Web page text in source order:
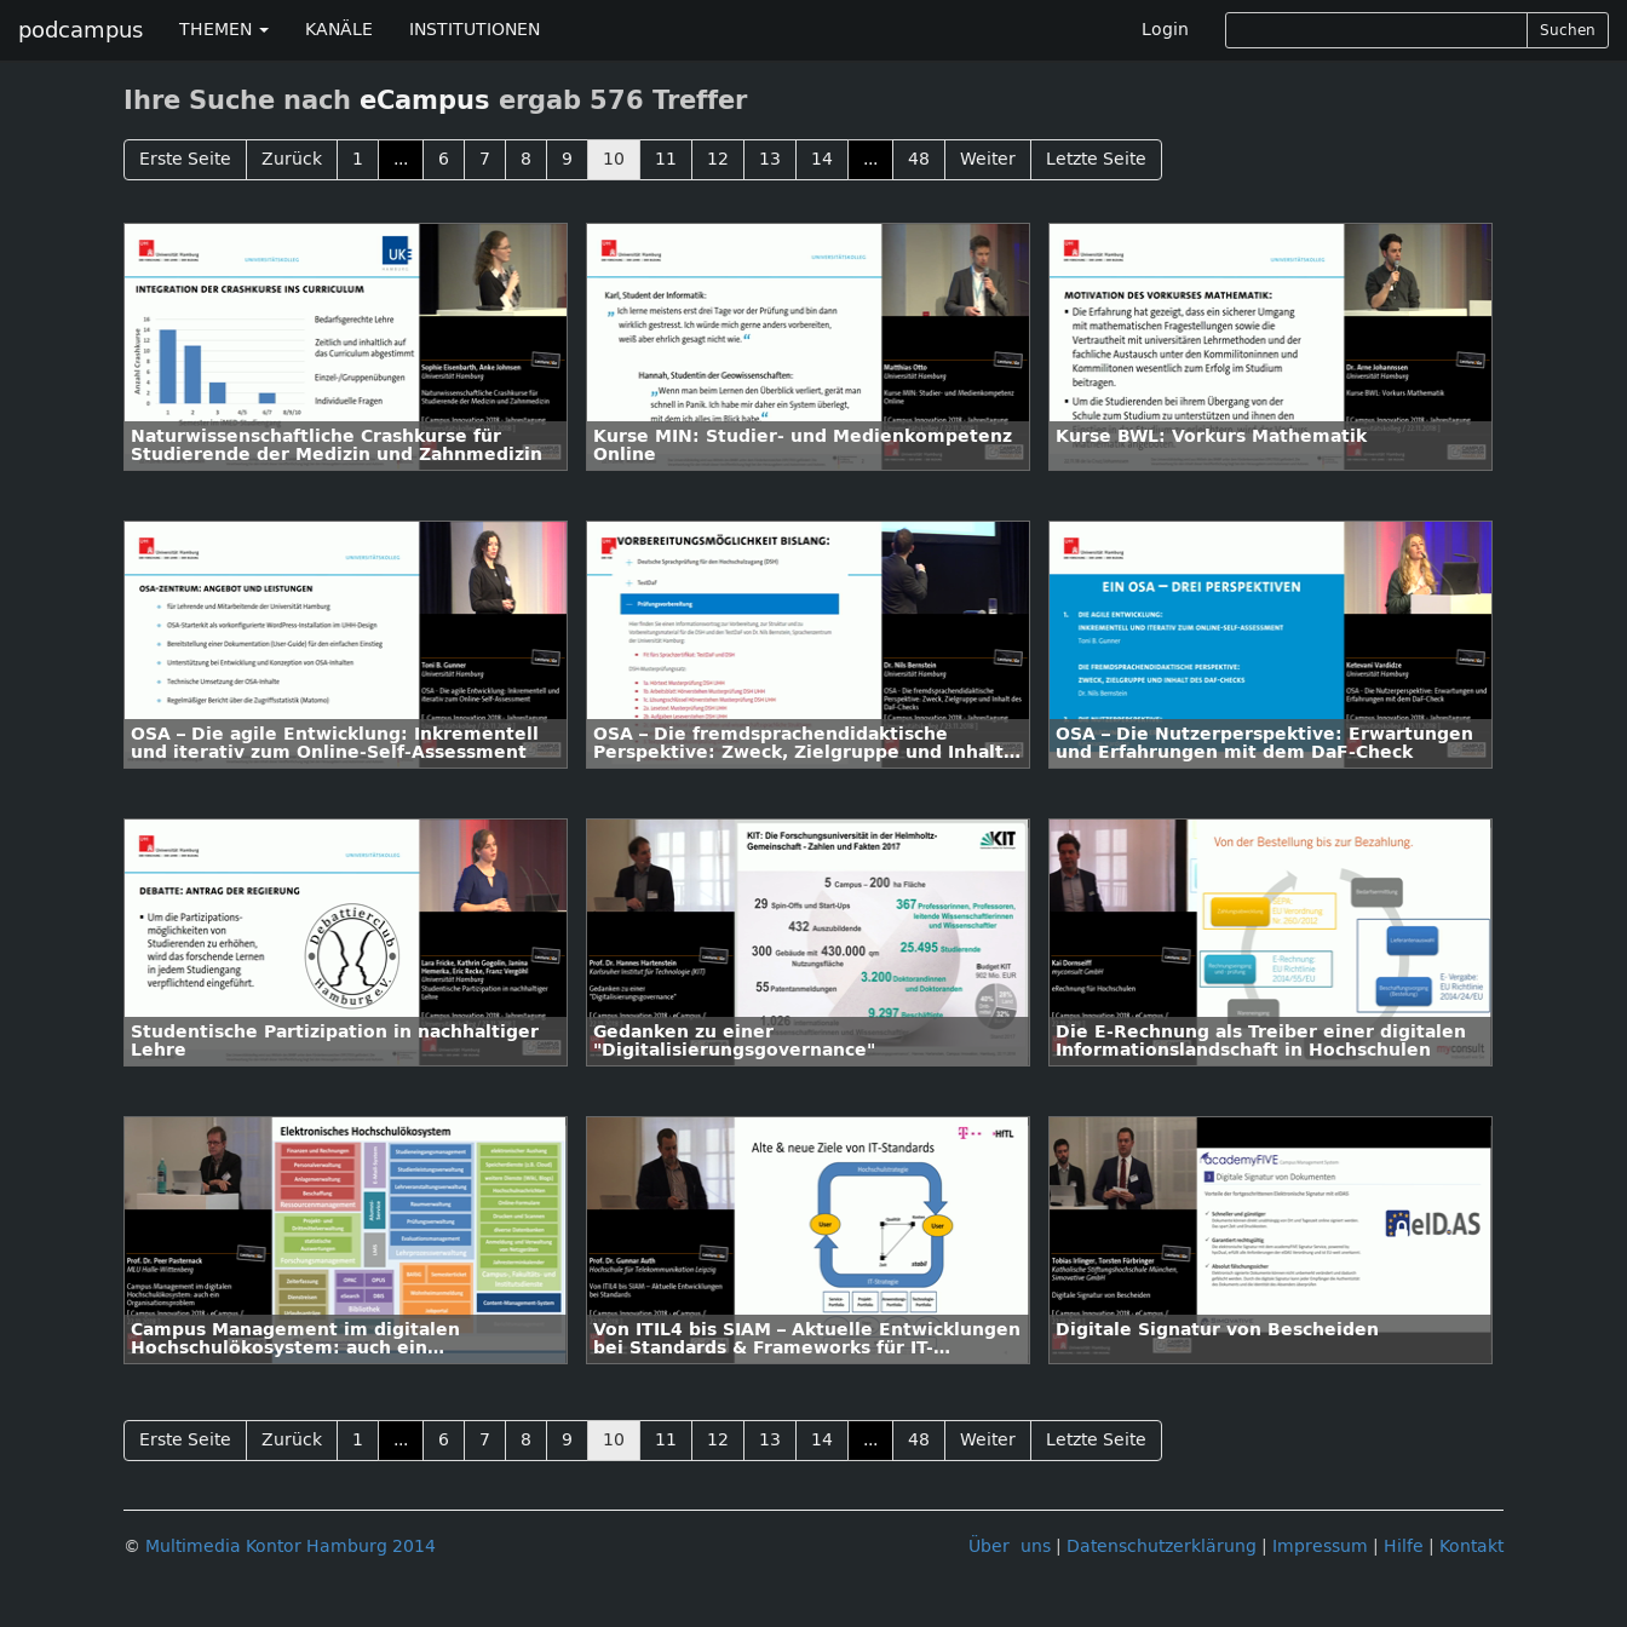
podcampus THEMEN KANÄLE INSTITUTIONEN Login Suchen
Ihre Suche nach eCampus ergab 576 Treffer
Erste Seite Zurück 1 ... 6 7 8 9 10 11 12 13 14 ... 48 Weiter Letzte Seite
Naturwissenschaftliche Crashkurse für
Studierende der Medizin und Zahnmedizin
Kurse MIN: Studier- und Medienkompetenz
Online
Kurse BWL: Vorkurs Mathematik
OSA – Die agile Entwicklung: Inkrementell
und iterativ zum Online-Self-Assessment
OSA – Die fremdsprachendidaktische
Perspektive: Zweck, Zielgruppe und Inhalt
des DaF-Checks
OSA – Die Nutzerperspektive: Erwartungen
und Erfahrungen mit dem DaF-Check
Studentische Partizipation in nachhaltiger
Lehre
Gedanken zu einer
"Digitalisierungsgovernance"
Die E-Rechnung als Treiber einer digitalen
Informationslandschaft in Hochschulen
Campus Management im digitalen
Hochschulökosystem: auch ein
Organisationsproblem
Von ITIL4 bis SIAM – Aktuelle Entwicklungen
bei Standards & Frameworks für IT-
Management
Digitale Signatur von Bescheiden
Erste Seite Zurück 1 ... 6 7 8 9 10 11 12 13 14 ... 48 Weiter Letzte Seite
Über uns Datenschutzerklärung Impressum Hilfe Kontakt
© Multimedia Kontor Hamburg 2014